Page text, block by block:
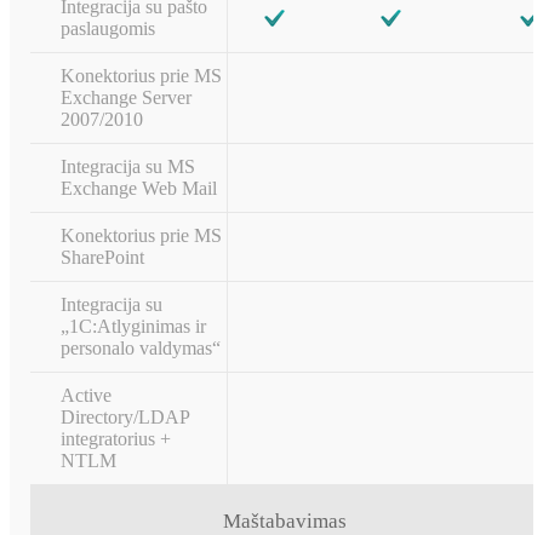
Integracija su pašto
paslaugomis
Konektorius prie MS
Exchange Server
2007/2010
Integracija su MS
Exchange Web Mail
Konektorius prie MS
SharePoint
Integracija su
„1С:Atlyginimas ir
personalo valdymas“
Active
Directory/LDAP
integratorius +
NTLM
Maštabavimas